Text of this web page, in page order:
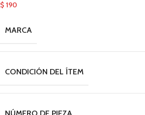
$ 190
MARCA
CONDICIÓN DEL ÍTEM